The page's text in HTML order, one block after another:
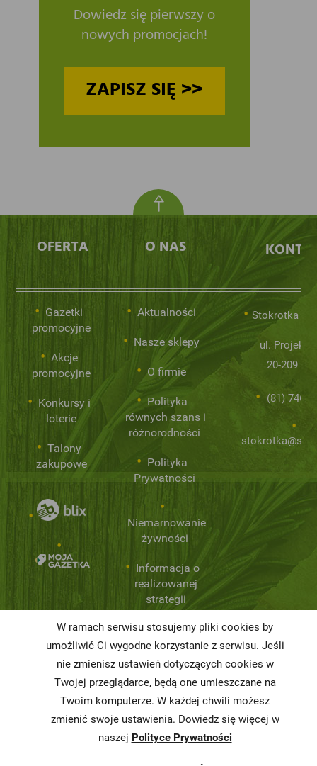
Dowiedz się pierwszy o
nowych promocjach!
ZAPISZ SIĘ >>
OFERTA
Gazetki
promocyjne
Akcje
promocyjne
Konkursy i
loterie
Talony
zakupowe
O NAS
Aktualności
Nasze sklepy
O firmie
Polityka
równych szans i
różnorodności
Polityka
Prywatności
Niemarnowanie
żywności
Informacja o
realizowanej
strategii
podatkowej
Karty
charakterystyki
Butelkomaty
Stokrotka
ul.
20-209
(81) 746
W ramach serwisu stosujemy pliki cookies by
umożliwić Ci wygodne korzystanie z serwisu. Jeśli
nie zmienisz ustawień dotyczących cookies w
Twojej przeglądarce, będą one umieszczane na
Twoim komputerze. W każdej chwili możesz
zmienić swoje ustawienia. Dowiedz się więcej w
naszej Polityce Prywatności